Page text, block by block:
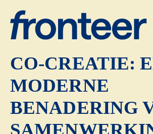
DE VIER
CO-CREATIE:
MODERNE
BENADERING